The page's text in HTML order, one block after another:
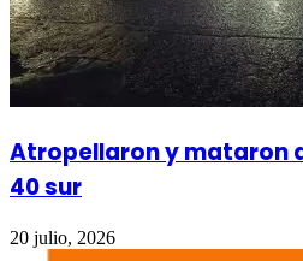
Atropellaron y mataron
40 sur
20 julio, 2026